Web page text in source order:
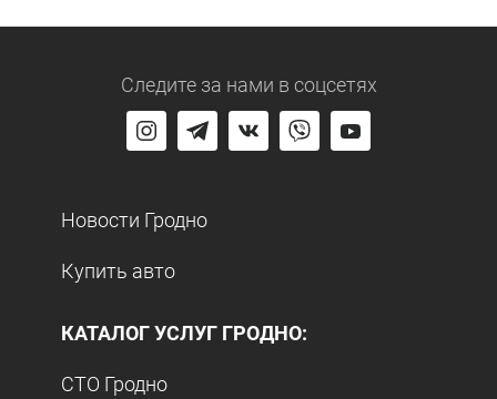
Следите за нами в соцсетях
Новости Гродно
Купить авто
КАТАЛОГ УСЛУГ ГРОДНО:
СТО Гродно